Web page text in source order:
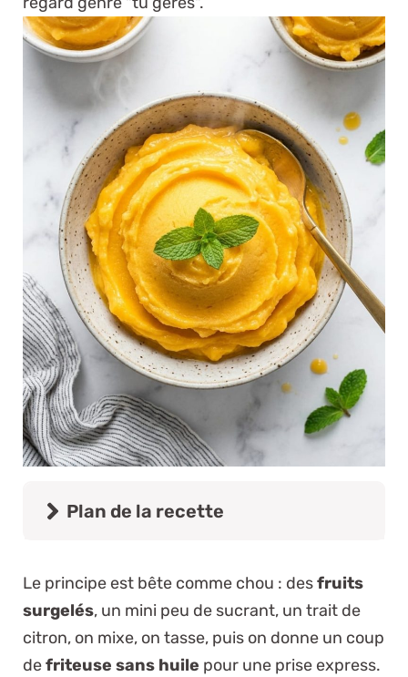
Plan de la recette
Le principe est bête comme chou : desfruits
surgelés, un mini peu de sucrant, un trait de
citron, on mixe, on tasse, puis on donne un coup
defriteuse sans huile pour une prise express.